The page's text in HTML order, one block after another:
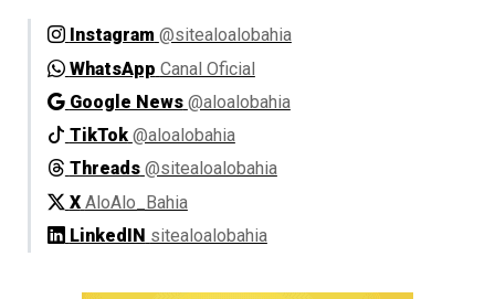
Instagram @sitealoalobahia
WhatsApp Canal Oficial
Google News @aloalobahia
TikTok @aloalobahia
Threads @sitealoalobahia
X AloAlo_Bahia
LinkedIN sitealoalobahia